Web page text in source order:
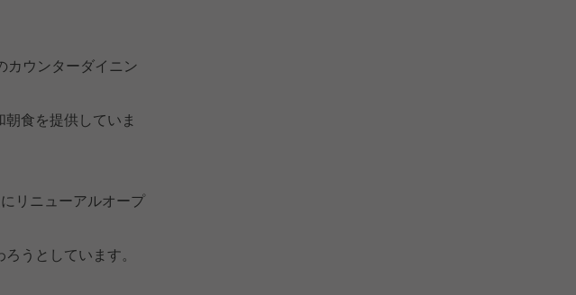
カウンターダイニン
食を提供していま
リニューアルオープ
うとしています。